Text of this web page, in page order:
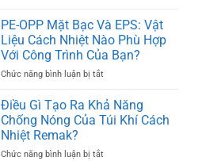
Chọn
Cho
Các
Công
Trình
Cầu
Kỹ
Đem
Lại
Giải
Pháp
Cách
Cách
Nhiệt
Tiết
Chi
PE-OPP Mặt Bạc Và EPS: Vật
Liệu Cách Nhiệt Nào Phù Hợp
Với Công Trình Của Bạn?
Chức năng bình luận bị tắtở
OPP
Mặt
Bạc
EPS:
Điều Gì Tạo Ra Khả Năng
Chống Nóng Của Túi Khí Cách
Nhiệt Remak?
Chức năng bình luận bị tắtở